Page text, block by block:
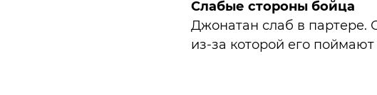
Слабые стороны бойца
Джонатан слаб в партере.
из-за которой его